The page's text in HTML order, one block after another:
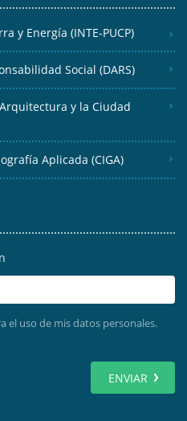
y Energía (INTE-PUCP)
Social (DARS)
y la Ciudad
Aplicada (CIGA)
uso de mis datos personales.
ENVIAR